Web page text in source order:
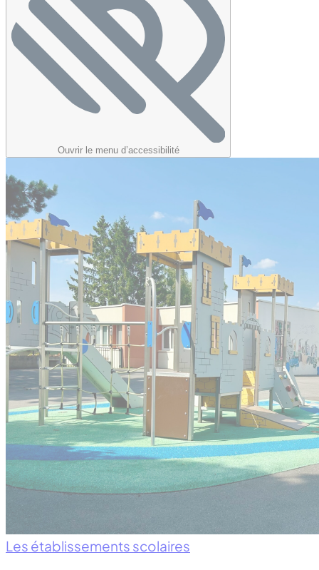
Ouvrir le menu d’accessibilité
Les établissements scolaires